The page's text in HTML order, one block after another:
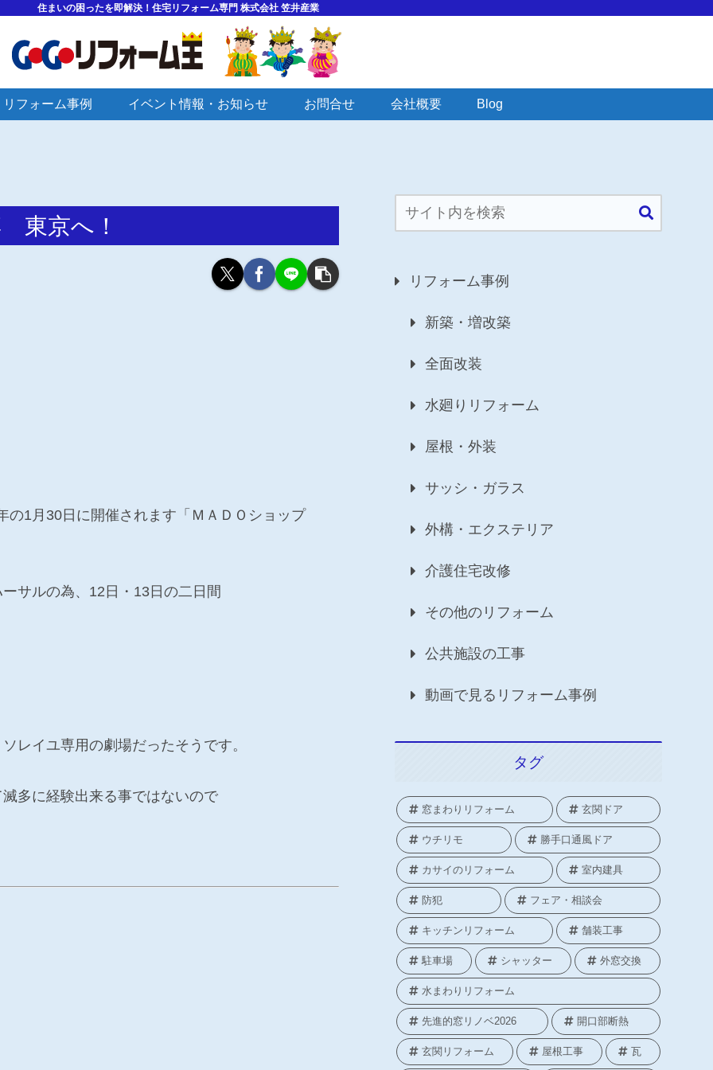
住まいの困ったを即解決！住宅リフォーム専門 株式会社 笠井産業
リフォーム事例 イベント情報・お知らせ お問合せ 会社概要 Blog
東京へ！
の1月30日に開催されます「ＭＡＤＯショップ
サルの為、12日・13日の二日間
レイユ専用の劇場だったそうです。
多に経験出来る事ではないので
リフォーム事例
新築・増改築
全面改装
水廻りリフォーム
屋根・外装
サッシ・ガラス
外構・エクステリア
介護住宅改修
その他のリフォーム
公共施設の工事
動画で見るリフォーム事例
タグ
窓まわりリフォーム 玄関ドア
ウチリモ 勝手口通風ドア
カサイのリフォーム 室内建具
防犯 フェア・相談会
キッチンリフォーム 舗装工事
駐車場 シャッター 外窓交換
水まわりリフォーム
先進的窓リノベ2026 開口部断熱
玄関リフォーム 屋根工事 瓦